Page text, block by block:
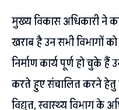
मुख्य विकास अधिकारी ने
खराब है उन सभी विभागों
निर्माण कार्य पूर्ण हो चुके हैं
करते हुए संचालित करने हेतु
विद्युत, स्वास्थ्य विभाग के